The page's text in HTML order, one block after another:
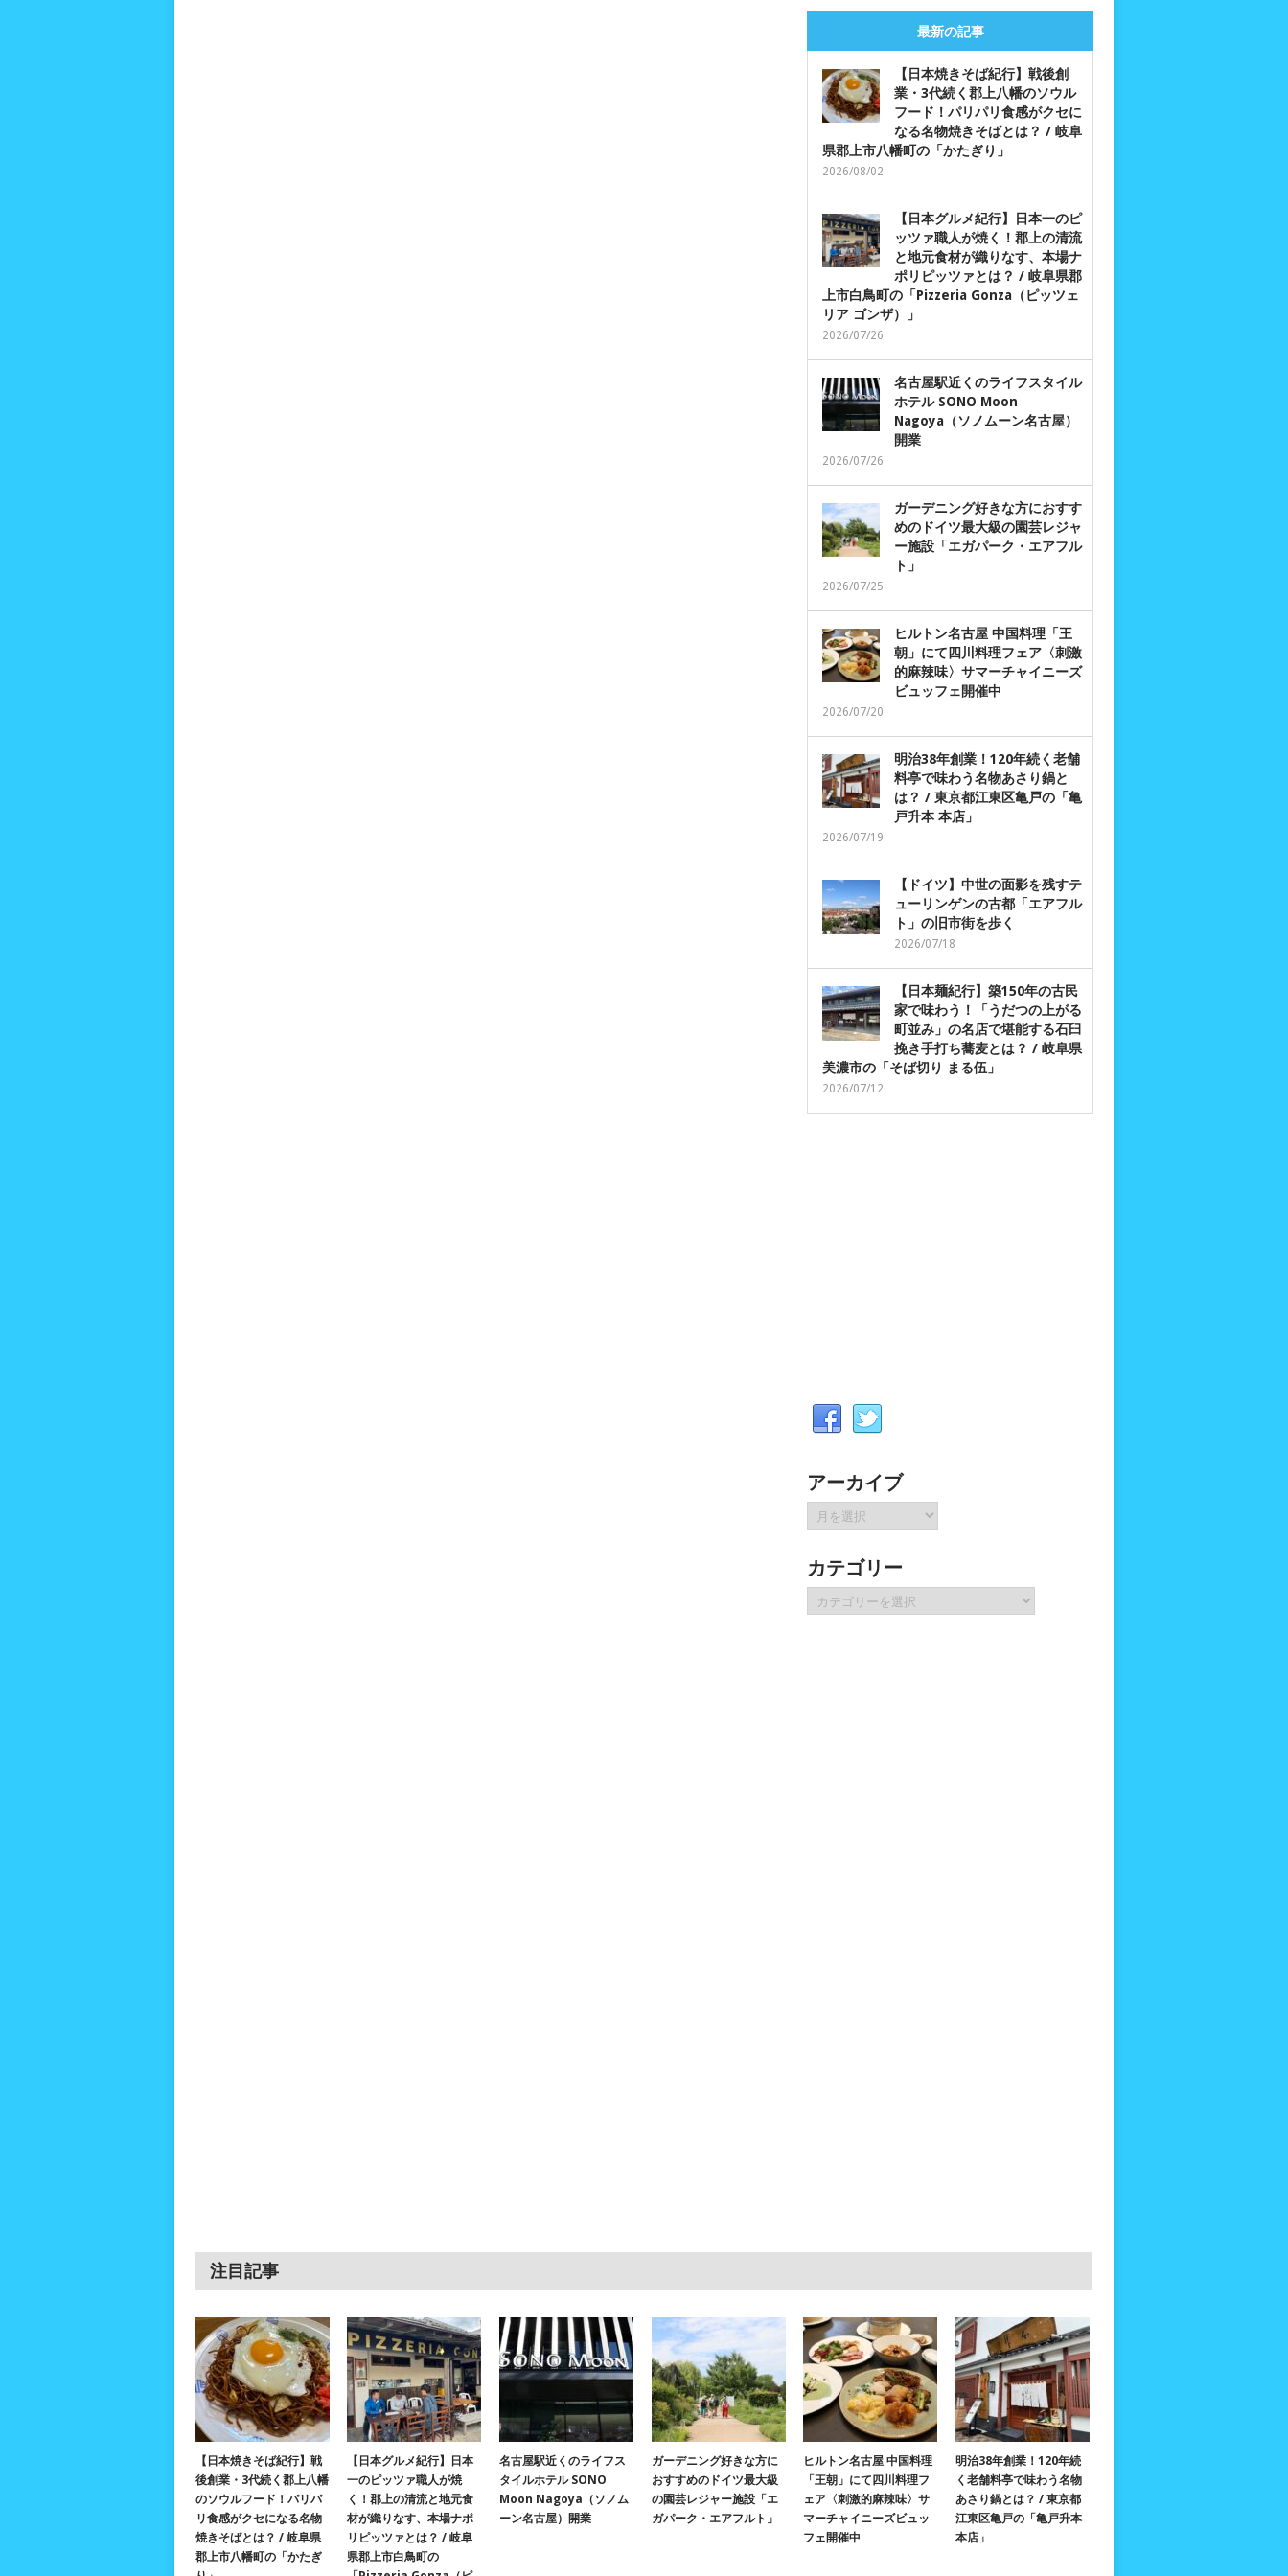
最新の記事
【日本焼きそば紀行】戦後創
業・3代続く郡上八幡のソウル
フード！パリパリ食感がクセに
なる名物焼きそばとは？ / 岐阜
県郡上市八幡町の「かたぎり」
2026/08/02
【日本グルメ紀行】日本一のピ
ッツァ職人が焼く！郡上の清流
と地元食材が織りなす、本場ナ
ポリピッツァとは？ / 岐阜県郡
上市白鳥町の「Pizzeria Gonza（ピッツェ
リア ゴンザ）」
2026/07/26
名古屋駅近くのライフスタイル
ホテル SONO Moon
Nagoya（ソノムーン名古屋）
開業
2026/07/26
ガーデニング好きな方におすす
めのドイツ最大級の園芸レジャ
ー施設「エガパーク・エアフル
ト」
2026/07/25
ヒルトン名古屋 中国料理「王
朝」にて四川料理フェア〈刺激
的麻辣味〉サマーチャイニーズ
ビュッフェ開催中
2026/07/20
明治38年創業！120年続く老舗
料亭で味わう名物あさり鍋と
は？ / 東京都江東区亀戸の「亀
戸升本 本店」
2026/07/19
【ドイツ】中世の面影を残すテ
ューリンゲンの古都「エアフル
ト」の旧市街を歩く
2026/07/18
【日本麺紀行】築150年の古民
家で味わう！「うだつの上がる
町並み」の名店で堪能する石臼
挽き手打ち蕎麦とは？ / 岐阜県
美濃市の「そば切り まる伍」
2026/07/12
アーカイブ
ア
ー
イ
ブ
カテゴリー
テ
注目記事
【日本焼きそば紀行】戦
後創業・3代続く郡上八幡
のソウルフード！パリパ
リ食感がクセになる名物
焼きそばとは？ / 岐阜県
郡上市八幡町の「かたぎ
【日本グルメ紀行】日本
一のピッツァ職人が焼
く！郡上の清流と地元食
材が織りなす、本場ナポ
リピッツァとは？ / 岐阜
県郡上市白鳥町の
名古屋駅近くのライフス
タイルホテル SONO
Moon Nagoya（ソノム
ーン名古屋）開業
ガーデニング好きな方に
おすすめのドイツ最大級
の園芸レジャー施設「エ
ガパーク・エアフルト」
ヒルトン名古屋 中国料理
「王朝」にて四川料理フ
ェア〈刺激的麻辣味〉サ
マーチャイニーズビュッ
フェ開催中
明治38年創業！120年続
く老舗料亭で味わう名物
あさり鍋とは？ / 東京都
江東区亀戸の「亀戸升本
本店」